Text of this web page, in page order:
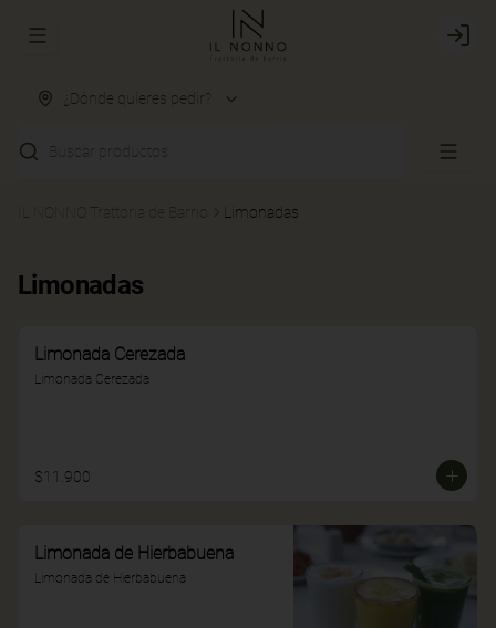
Abrir menu de navegación Login
¿Dónde quieres pedir?
Buscar productos
IL NONNO Trattoria de Barrio Limonadas
Limonadas
Limonada Cerezada
Limonada Cerezada
$11.900
Limonada de Hierbabuena
Limonada de Hierbabuena